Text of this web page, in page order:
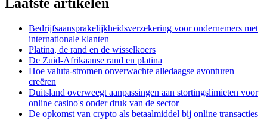
Bedrijfsaansprakelijkheidsverzekering voor ondernemers met
internationale klanten
Platina, de rand en de wisselkoers
De Zuid-Afrikaanse rand en platina
Hoe valuta-stromen onverwachte alledaagse avonturen
creëren
Duitsland overweegt aanpassingen aan stortingslimieten voor
online casino's onder druk van de sector
De opkomst van crypto als betaalmiddel bij online transacties